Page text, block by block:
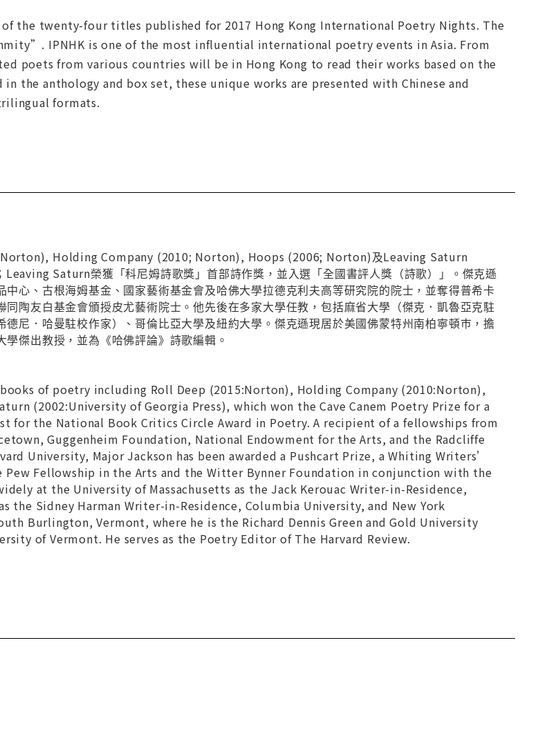
the twenty-four titles published for 2017 Hong Kong International Poetry Nights. The
IPNHK is one of the most influential international poetry events in Asia. From
poets from various countries will be in Hong Kong to read their works based on the
the anthology and box set, these unique works are presented with Chinese and
formats.
Norton), Holding Company (2010; Norton), Hoops (2006; Norton)及Leaving Saturn
Saturn榮獲「科尼姆詩歌獎」首部詩作獎，並入選「全國書評人獎（詩歌）」。傑克遜
心、古根海姆基金、國家藝術基金會及哈佛大學拉德克利夫高等研究院的院士，並奪得普希卡
陶友白基金會頒授皮尤藝術院士。他先後在多家大學任教，包括麻省大學（傑克．凱魯亞克駐
尼．哈曼駐校作家）、哥倫比亞大學及紐約大學。傑克遜現居於美國佛蒙特州南柏寧頓巿，擔
傑出教授，並為《哈佛評論》詩歌編輯。
of poetry including Roll Deep (2015:Norton), Holding Company (2010:Norton),
(2002:University of Georgia Press), which won the Cave Canem Poetry Prize for a
for the National Book Critics Circle Award in Poetry. A recipient of a fellowships from
Guggenheim Foundation, National Endowment for the Arts, and the Radcliffe
University, Major Jackson has been awarded a Pushcart Prize, a Whiting Writers'
Pew Fellowship in the Arts and the Witter Bynner Foundation in conjunction with the
at the University of Massachusetts as the Jack Kerouac Writer-in-Residence,
the Sidney Harman Writer-in-Residence, Columbia University, and New York
Burlington, Vermont, where he is the Richard Dennis Green and Gold University
of Vermont. He serves as the Poetry Editor of The Harvard Review.